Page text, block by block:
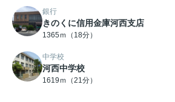
銀行
きのくに信用金庫河西支店
1365ｍ（18分）
中学校
河西中学校
1619ｍ（21分）